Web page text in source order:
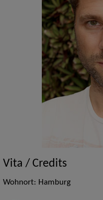
Vita / Credits
Wohnort: Hamburg